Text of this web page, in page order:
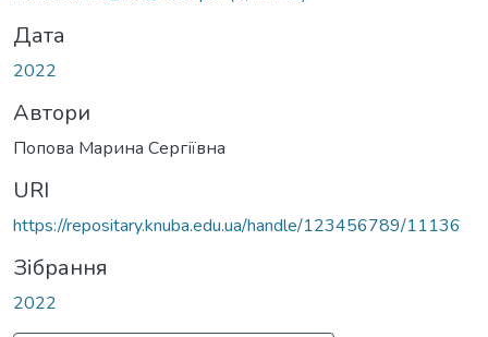
Дата
2022
Автори
Попова Марина Сергіївна
URI
https://repositary.knuba.edu.ua/handle/123456789/11136
Зібрання
2022